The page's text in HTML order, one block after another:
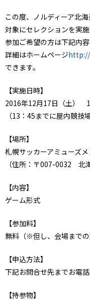
この度、ノルディーア北
対象にセレクションを実施
参加ご希望の方は下記内
詳細はホームページ
できます。
【実施日時】
2016年12月17日（土）
（13：45までに屋内競技
【場所】
札幌サッカーアミューズ
（住所：〒007-0032 北
【内容】
ゲーム形式
【参加料】
無料（※但し、会場までの
【申込方法】
下記お問合せ先までお電
【持参物】